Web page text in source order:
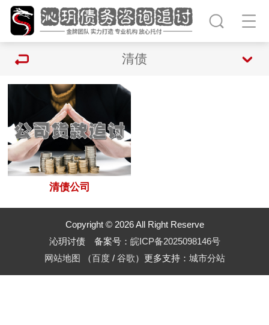
清债
清债公司
Copyright © 2026 All Right Reserve
沁玥讨债 备案号： 皖ICP备2025098146号
网站地图 （百度/ 谷歌）更多支持： 城市分站